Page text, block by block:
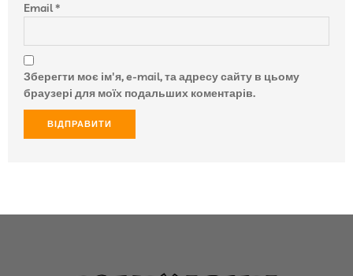
Email*
Зберегти моє ім'я, e-mail, та адресу сайту в цьому
браузері для моїх подальших коментарів.